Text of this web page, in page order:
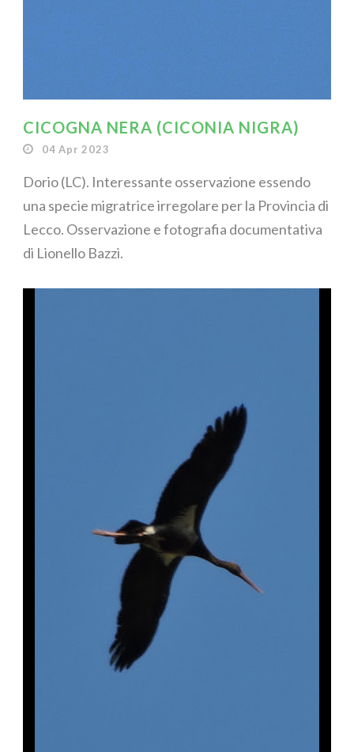
CICOGNA NERA (CICONIA NIGRA)
04 Apr 2023
Dorio (LC). Interessante osservazione essendo
una specie migratrice irregolare per la Provincia di
Lecco. Osservazione e fotografia documentativa
di Lionello Bazzi.